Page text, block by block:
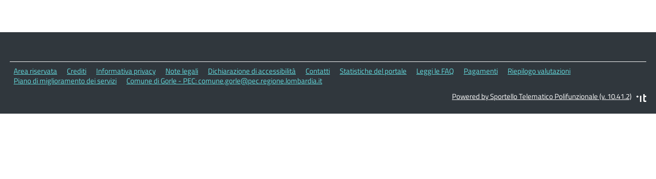
Area riservata Crediti Informativa privacy Note legali Dichiarazione di accessibilità Contatti Statistiche del portale Leggi le FAQ Pagamenti
Riepilogo valutazioni
Piano di miglioramento dei servizi
Comune di Gorle - PEC: comune.gorle@pec.regione.lombardia.it
Powered by Sportello Telematico Polifunzionale (v. 10.41.2)